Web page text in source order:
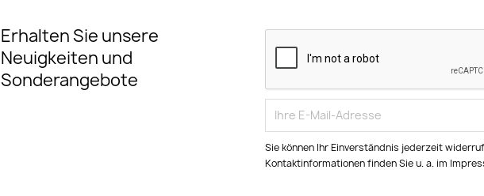
Erhalten Sie unsere
Neuigkeiten und
Sonderangebote
Sie können Ihr Einverständnis jederzeit
Kontaktinformationen finden Sie u. a. im